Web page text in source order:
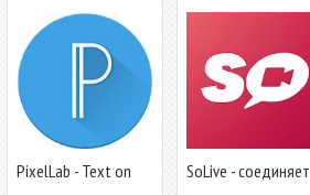
PixelLab - Text on
SoLive - соединяет